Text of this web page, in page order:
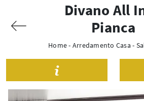
Divano All
Pianca
Home- Arredamento Casa -